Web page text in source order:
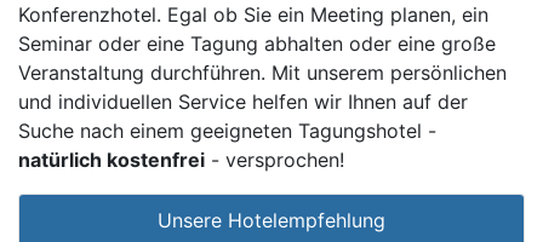
Konferenzhotel. Egal ob Sie ein Meeting planen, ein
Seminar oder eine Tagung abhalten oder eine große
Veranstaltung durchführen. Mit unserem persönlichen
und individuellen Service helfen wir Ihnen auf der
Suche nach einem geeigneten Tagungshotel -
natürlich kostenfrei - versprochen!
Unsere Hotelempfehlung